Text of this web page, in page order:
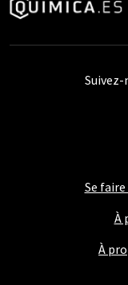
Se
À
À
Suivez-